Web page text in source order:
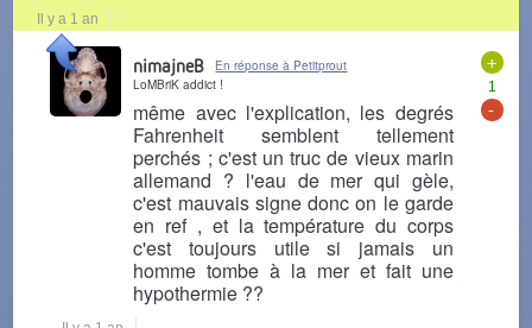
Il y a 1 an
+
1
-
nimajneB
En réponse à Petitprout
LoMBriK addict !
même avec l'explication, les degrés
Fahrenheit semblent tellement
perchés ; c'est un truc de vieux marin
allemand ? l'eau de mer qui gèle,
c'est mauvais signe donc on le garde
en ref , et la température du corps
c'est toujours utile si jamais un
homme tombe à la mer et fait une
hypothermie ??